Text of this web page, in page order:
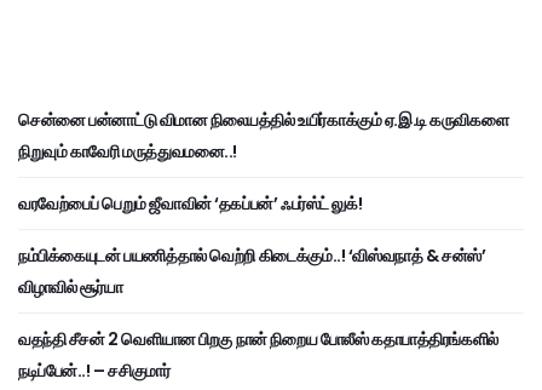
சென்னை பன்னாட்டு விமான நிலையத்தில் உயிர்காக்கும் ஏ.இ.டி கருவிகளை
நிறுவும் காவேரி மருத்துவமனை..!
வரவேற்பைப் பெறும் ஜீவாவின் ‘தகப்பன்’ ஃபர்ஸ்ட் லுக்!
நம்பிக்கையுடன் பயணித்தால் வெற்றி கிடைக்கும்..! ‘விஸ்வநாத் & சன்ஸ்’
விழாவில் சூர்யா
வதந்தி சீசன் 2 வெளியான பிறகு நான் நிறைய போலீஸ் கதாபாத்திரங்களில்
நடிப்பேன்..! – சசிகுமார்